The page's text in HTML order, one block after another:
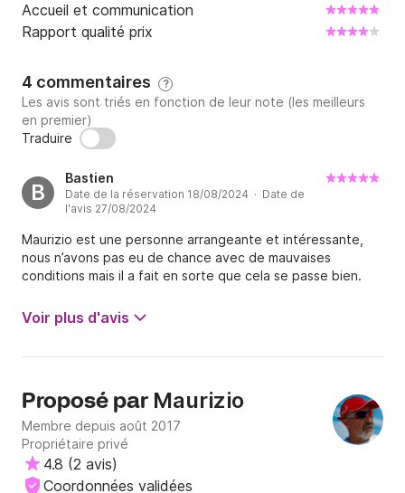
Accueil et communication
Rapport qualité prix
4 commentaires ?
Les avis sont triés en fonction de leur note (les meilleurs
en premier)
Traduire
B
Bastien
Date de la réservation 18/08/2024 · Date de
l'avis 27/08/2024
Maurizio est une personne arrangeante et intéressante,
nous n’avons pas eu de chance avec de mauvaises
conditions mais il a fait en sorte que cela se passe bien.
Voir plus d'avis
Proposé par Maurizio
Membre depuis août 2017
Propriétaire privé
4.8 (2 avis)
Coordonnées validées